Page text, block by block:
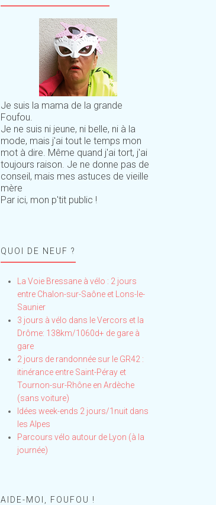
Je suis la mama de la grande
Foufou.
Je ne suis ni jeune, ni belle, ni à la
mode, mais j'ai tout le temps mon
mot à dire. Même quand j'ai tort, j'ai
toujours raison. Je ne donne pas de
conseil, mais mes astuces de vieille
mère
Par ici, mon p'tit public !
QUOI DE NEUF ?
La Voie Bressane à vélo : 2 jours
entre Chalon-sur-Saône et Lons-le-
Saunier
3 jours à vélo dans le Vercors et la
Drôme: 138km/1060d+ de gare à
gare
2 jours de randonnée sur le GR42 :
itinérance entre Saint-Péray et
Tournon-sur-Rhône en Ardèche
(sans voiture)
Idées week-ends 2 jours/1nuit dans
les Alpes
Parcours vélo autour de Lyon (à la
journée)
AIDE-MOI, FOUFOU !